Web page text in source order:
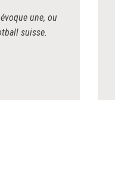
une, ou
suisse.